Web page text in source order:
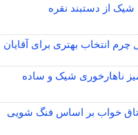
از دستبند نقره
انتخاب بهتری برای آقایان
ناهارخوری شیک و ساده
خواب بر اساس فنگ شویی